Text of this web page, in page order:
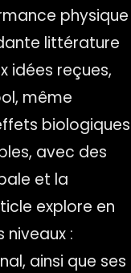
physique
littérature
idées reçues,
même
biologiques
avec des
et la
explore en
:
ainsi que ses